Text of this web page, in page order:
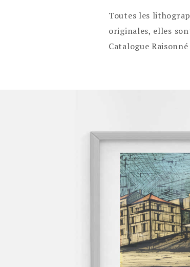
Toutes les
originales, elles
Catalogue